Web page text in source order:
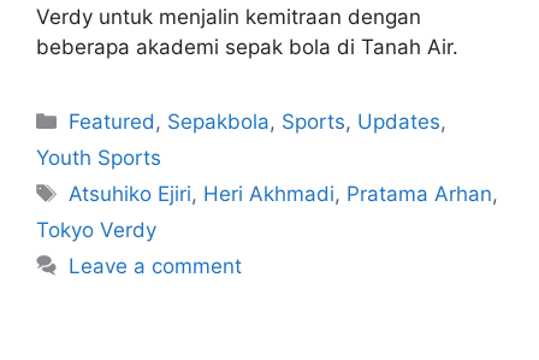
Verdy untuk menjalin kemitraan dengan
beberapa akademi sepak bola di Tanah Air.
Featured , Sepakbola, Sports, Updates,
Youth Sports
Atsuhiko Ejiri, Heri Akhmadi, Pratama Arhan,
Tokyo Verdy
Leave a comment